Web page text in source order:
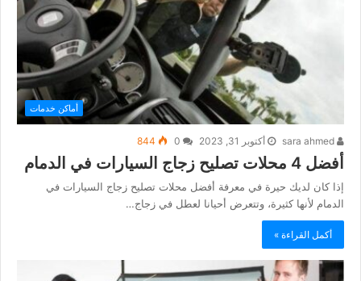
أماكن خدمات
أكتوبر 31, 2023 844
أفضل 4 محلات تصليح زجاج السيارات في الدمام
إذا كان لديك حيرة في معرفة أفضل محلات تصليح زجاج السيارات في
الدمام لأنها كثيرة، وتتعرض أحيانا لعطل في زجاج…
أكمل القراءة »